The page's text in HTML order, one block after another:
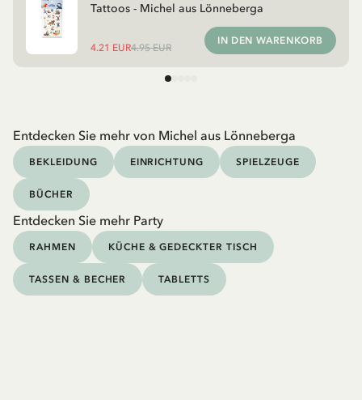
Tattoos - Michel aus Lönneberga
4.21 EUR4.95 EUR
IN DEN WARENKORB
Entdecken Sie mehr von Michel aus Lönneberga
BEKLEIDUNG EINRICHTUNG SPIELZEUGE
BÜCHER
Entdecken Sie mehr Party
RAHMEN KÜCHE & GEDECKTER TISCH
TASSEN & BECHER TABLETTS